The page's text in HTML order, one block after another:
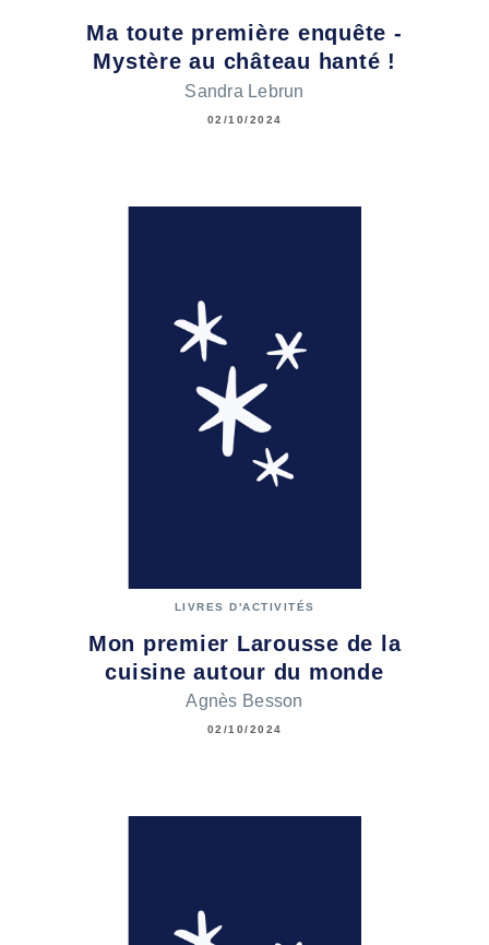
Ma toute première enquête -
Mystère au château hanté !
Sandra Lebrun
02/10/2024
LIVRES D'ACTIVITÉS
Mon premier Larousse de la
cuisine autour du monde
Agnès Besson
02/10/2024